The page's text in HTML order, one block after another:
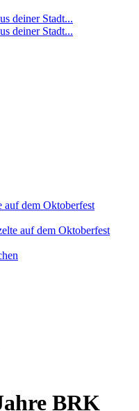
auf dem Oktoberfest
auf dem Oktoberfest
BRK